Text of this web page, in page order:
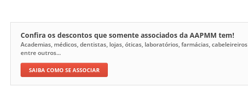
Confira os descontos que somente associados da AAPMM tem!
Academias, médicos, dentistas, lojas, óticas, laboratórios, farmácias, cabeleireiros
entre outros...
SAIBA COMO SE ASSOCIAR